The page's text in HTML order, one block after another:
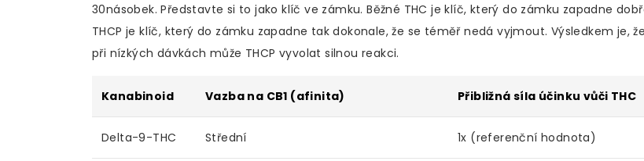
30násobek. Představte si to jako klíč ve zámku. Běžné THC je klíč, který do zámku zapadne
THCP je klíč, který do zámku zapadne tak dokonale, že se téměř nedá vyjmout. Výsledkem je,
při nízkých dávkách může THCP vyvolat silnou reakci.
Kanabinoid Vazba na CB1 (afinita) Přibližná síla účinku vůči THC
Delta-9-THC Střední 1x (referenční hodnota)